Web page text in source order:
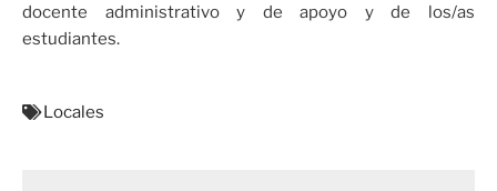
docente administrativo y de apoyo y de los/as
estudiantes.
Locales